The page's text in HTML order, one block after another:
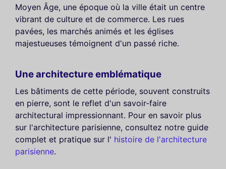
Moyen Âge, une époque où la ville était un centre
vibrant de culture et de commerce. Les rues
pavées, les marchés animés et les églises
majestueuses témoignent d'un passé riche.
Une architecture emblématique
Les bâtiments de cette période, souvent construits
en pierre, sont le reflet d'un savoir-faire
architectural impressionnant. Pour en savoir plus
sur l'architecture parisienne, consultez notre guide
complet et pratique sur l' histoire de l'architecture
parisienne.